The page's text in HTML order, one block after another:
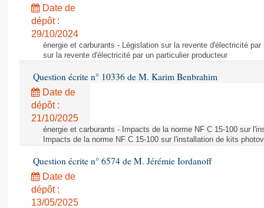
Date de
dépôt :
29/10/2024
énergie et carburants - Législation sur la revente d'électricité
sur la revente d'électricité par un particulier producteur
Question écrite n° 10336 de M. Karim Benbrahim
Date de
dépôt :
21/10/2025
énergie et carburants - Impacts de la norme NF C 15-100 sur
Impacts de la norme NF C 15-100 sur l'installation de kits
Question écrite n° 6574 de M. Jérémie Iordanoff
Date de
dépôt :
13/05/2025